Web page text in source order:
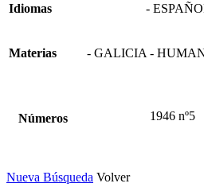
Idiomas -
Materias - GALICIA -
Números 1946 nº5
Nueva Búsqueda Volver